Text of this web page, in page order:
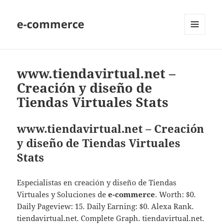
e-commerce
www.tiendavirtual.net –
Creación y diseño de
Tiendas Virtuales Stats
www.tiendavirtual.net – Creación
y diseño de Tiendas Virtuales
Stats
Especialistas en creación y diseño de Tiendas
Virtuales y Soluciones dee-commerce. Worth: $0.
Daily Pageview: 15. Daily Earning: $0. Alexa Rank.
tiendavirtual.net. Complete Graph. tiendavirtual.net.